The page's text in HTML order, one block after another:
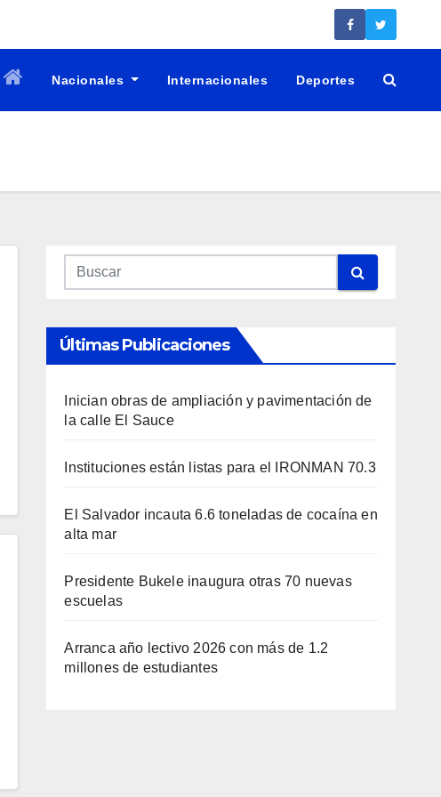
Nacionales Internacionales Deportes
Últimas Publicaciones
Inician obras de ampliación y pavimentación de
la calle El Sauce
Instituciones están listas para el IRONMAN 70.3
El Salvador incauta 6.6 toneladas de cocaína en
alta mar
Presidente Bukele inaugura otras 70 nuevas
escuelas
Arranca año lectivo 2026 con más de 1.2
millones de estudiantes